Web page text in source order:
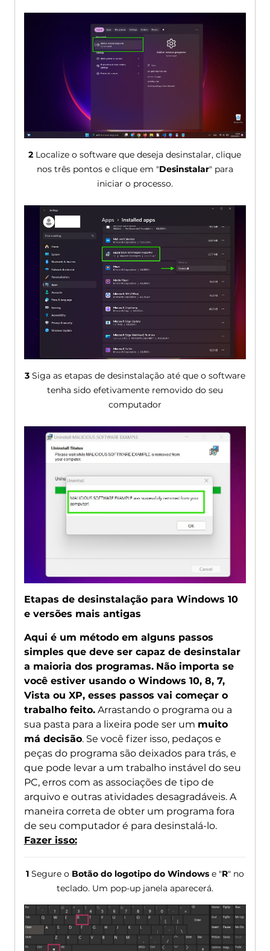
2 Localize o software que deseja desinstalar, clique
nos três pontos e clique em "Desinstalar" para
iniciar o processo.
3Siga as etapas de desinstalação até que o software
tenha sido efetivamente removido do seu
computador
Etapas de desinstalação para Windows 10
e versões mais antigas
Aqui é um método em alguns passos
simples que deve ser capaz de desinstalar
a maioria dos programas. Não importa se
você estiver usando o Windows 10, 8, 7,
Vista ou XP, esses passos vai começar o
trabalho feito.Arrastando o programa ou a
sua pasta para a lixeira pode ser um muito
má decisão. Se você fizer isso, pedaços e
peças do programa são deixados para trás, e
que pode levar a um trabalho instável do seu
PC, erros com as associações de tipo de
arquivo e outras atividades desagradáveis. A
maneira correta de obter um programa fora
de seu computador é para desinstalá-lo.
Fazer isso:
1Segure o Botão do logotipo do Windowse "R" no
teclado. Um pop-up janela aparecerá.